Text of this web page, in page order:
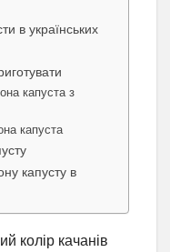
в українських
капуста з
капуста
капусту в
колір качанів